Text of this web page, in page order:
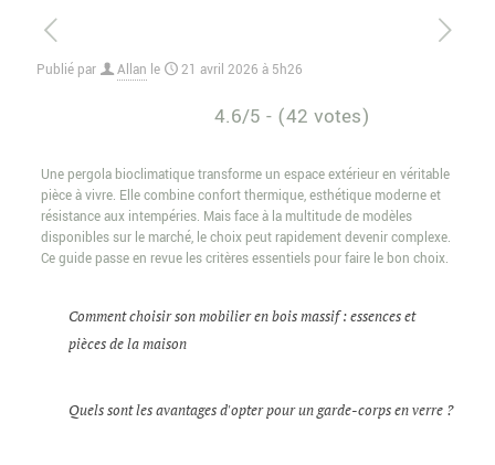
Publié par Allan le 21 avril 2026 à 5h26
4.6/5 - (42 votes)
Une pergola bioclimatique transforme un espace extérieur en véritable
pièce à vivre. Elle combine confort thermique, esthétique moderne et
résistance aux intempéries. Mais face à la multitude de modèles
disponibles sur le marché, le choix peut rapidement devenir complexe.
Ce guide passe en revue les critères essentiels pour faire le bon choix.
Comment choisir son mobilier en bois massif : essences et
pièces de la maison
Quels sont les avantages d'opter pour un garde-corps en verre ?